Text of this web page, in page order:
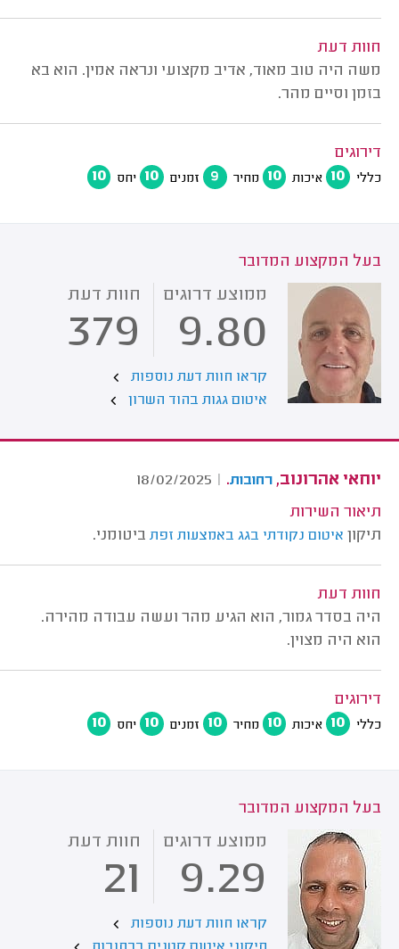
חוות דעת
משה היה טוב מאוד, אדיב מקצועי ונראה אמין. הוא בא
בזמן וסיים מהר.
דירוגים
כללי 10 איכות 10 מחיר 9 זמנים 10 יחס 10
בעל המקצוע המדובר
ממוצע דרוגים
9.80
חוות דעת
379
קראו חוות דעת נוספות
איטום גגות בהוד השרון
יוחאי אהרונוב, רחובות.
|
18/02/2025
תיאור השירות
תיקון איטום נקודתי בגג באמצעות זפת ביטומני.
חוות דעת
היה בסדר גמור, הוא הגיע מהר ועשה עבודה מהירה.
הוא היה מצוין.
דירוגים
כללי 10 איכות 10 מחיר 10 זמנים 10 יחס 10
בעל המקצוע המדובר
ממוצע דרוגים
9.29
חוות דעת
21
קראו חוות דעת נוספות